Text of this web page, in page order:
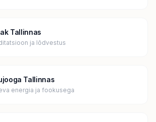
Tallinnas
ja lõdvestus
Tallinnas
energia ja fookusega